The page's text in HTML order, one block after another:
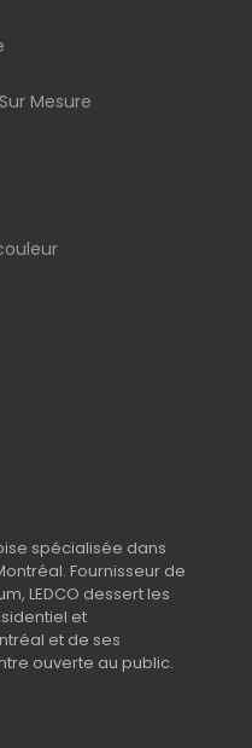
Mesure
spécialisée dans
Fournisseur de
LEDCO dessert les
et
et de ses
ouverte au public.